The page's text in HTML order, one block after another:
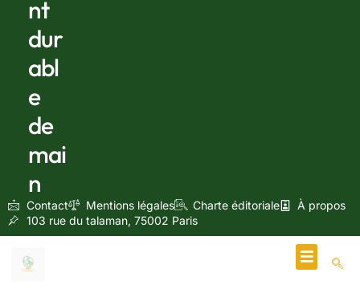
nt
dur
abl
e
de
mai
n
Contact Mentions légales Charte éditoriale
À propos
103 rue du talaman, 75002 Paris